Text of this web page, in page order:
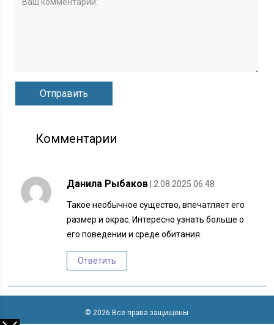
Комментарии
Данила Рыбаков | 2.08.2025 06:48
Такое необычное существо, впечатляет его
размер и окрас. Интересно узнать больше о
его поведении и среде обитания.
Ответить
© 2026 Все права защищены